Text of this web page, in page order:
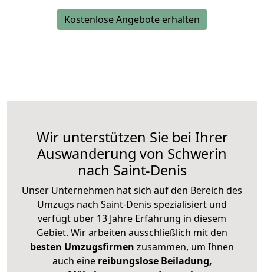
Kostenlose Angebote erhalten
Wir unterstützen Sie bei Ihrer
Auswanderung von Schwerin
nach Saint-Denis
Unser Unternehmen hat sich auf den Bereich des
Umzugs nach Saint-Denis spezialisiert und
verfügt über 13 Jahre Erfahrung in diesem
Gebiet. Wir arbeiten ausschließlich mit den
besten Umzugsfirmen zusammen, um Ihnen
auch eine reibungslose Beiladung,